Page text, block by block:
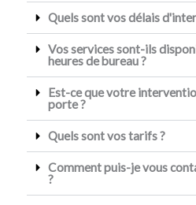
Quels sont vos délais
Vos services sont-ils
heures de bureau ?
Est-ce que votre
porte ?
Quels sont vos tarifs ?
Comment puis-je vous
?